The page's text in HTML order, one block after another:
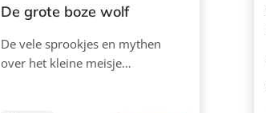
De grote boze wolf
De vele sprookjes en mythen
over het kleine meisje…